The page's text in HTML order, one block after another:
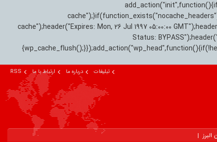
cache");header("Expires: Mon, 26 Jul 1997 05:00:00
Status:
تبلیغات درباره ما ارتباط با ما RSS
البرز